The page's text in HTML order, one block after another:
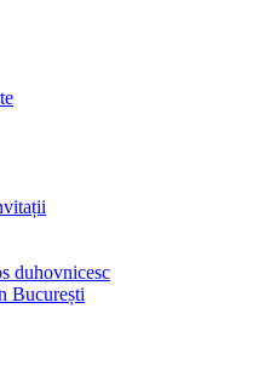
duhovnicesc
București